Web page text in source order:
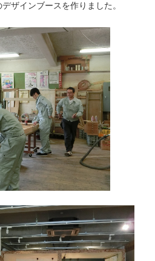
ザインブースを作りました。